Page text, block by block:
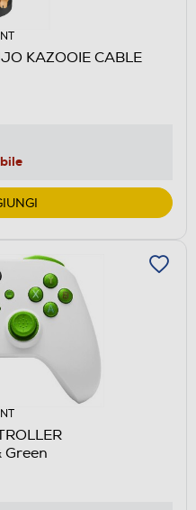
KAZOOIE CABLE